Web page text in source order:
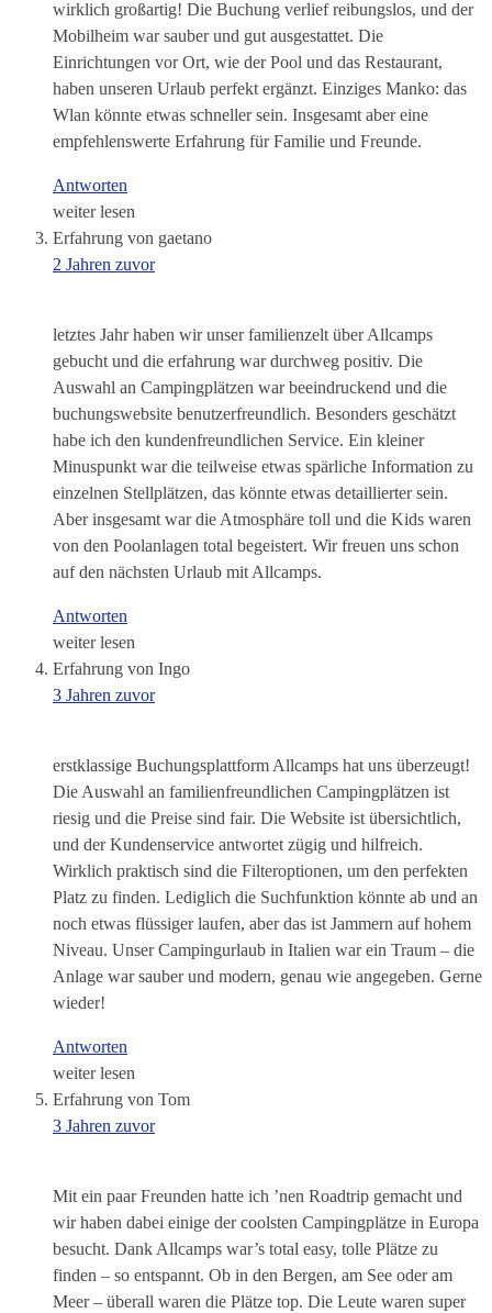
wirklich großartig! Die Buchung verlief reibungslos, und der
Mobilheim war sauber und gut ausgestattet. Die
Einrichtungen vor Ort, wie der Pool und das Restaurant,
haben unseren Urlaub perfekt ergänzt. Einziges Manko: das
Wlan könnte etwas schneller sein. Insgesamt aber eine
empfehlenswerte Erfahrung für Familie und Freunde.
Antworten
weiter lesen
Erfahrung von gaetano
2 Jahren zuvor
letztes Jahr haben wir unser familienzelt über Allcamps
gebucht und die erfahrung war durchweg positiv. Die
Auswahl an Campingplätzen war beeindruckend und die
buchungswebsite benutzerfreundlich. Besonders geschätzt
habe ich den kundenfreundlichen Service. Ein kleiner
Minuspunkt war die teilweise etwas spärliche Information zu
einzelnen Stellplätzen, das könnte etwas detaillierter sein.
Aber insgesamt war die Atmosphäre toll und die Kids waren
von den Poolanlagen total begeistert. Wir freuen uns schon
auf den nächsten Urlaub mit Allcamps.
Antworten
weiter lesen
Erfahrung von Ingo
3 Jahren zuvor
erstklassige Buchungsplattform Allcamps hat uns überzeugt!
Die Auswahl an familienfreundlichen Campingplätzen ist
riesig und die Preise sind fair. Die Website ist übersichtlich,
und der Kundenservice antwortet zügig und hilfreich.
Wirklich praktisch sind die Filteroptionen, um den perfekten
Platz zu finden. Lediglich die Suchfunktion könnte ab und an
noch etwas flüssiger laufen, aber das ist Jammern auf hohem
Niveau. Unser Campingurlaub in Italien war ein Traum – die
Anlage war sauber und modern, genau wie angegeben. Gerne
wieder!
Antworten
weiter lesen
Erfahrung von Tom
3 Jahren zuvor
Mit ein paar Freunden hatte ich ’nen Roadtrip gemacht und
wir haben dabei einige der coolsten Campingplätze in Europa
besucht. Dank Allcamps war’s total easy, tolle Plätze zu
finden – so entspannt. Ob in den Bergen, am See oder am
Meer – überall waren die Plätze top. Die Leute waren super